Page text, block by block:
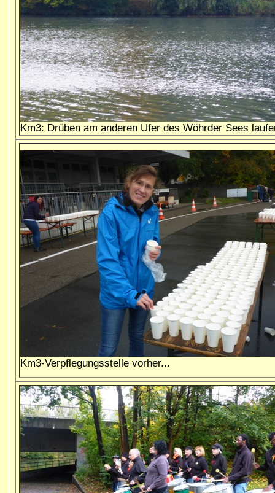
Km3: Drüben am anderen Ufer des Wöhrder Sees
Km3-Verpflegungsstelle vorher...